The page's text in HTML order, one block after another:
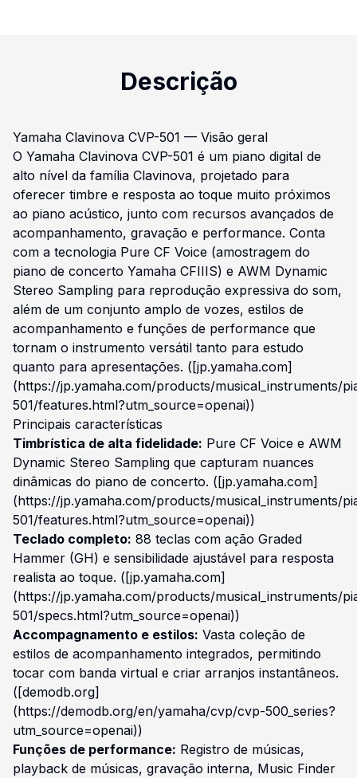
Descrição
Yamaha Clavinova CVP-501 — Visão geral
O Yamaha Clavinova CVP-501 é um piano digital de
alto nível da família Clavinova, projetado para
oferecer timbre e resposta ao toque muito próximos
ao piano acústico, junto com recursos avançados de
acompanhamento, gravação e performance. Conta
com a tecnologia Pure CF Voice (amostragem do
piano de concerto Yamaha CFIIIS) e AWM Dynamic
Stereo Sampling para reprodução expressiva do som,
além de um conjunto amplo de vozes, estilos de
acompanhamento e funções de performance que
tornam o instrumento versátil tanto para estudo
quanto para apresentações. ([jp.yamaha.com]
(https://jp.yamaha.com/products/musical_instruments/
501/features.html?utm_source=openai))
Principais características
Timbrística de alta fidelidade: Pure CF Voice e AWM
Dynamic Stereo Sampling que capturam nuances
dinâmicas do piano de concerto. ([jp.yamaha.com]
(https://jp.yamaha.com/products/musical_instruments/
501/features.html?utm_source=openai))
Teclado completo: 88 teclas com ação Graded
Hammer (GH) e sensibilidade ajustável para resposta
realista ao toque. ([jp.yamaha.com]
(https://jp.yamaha.com/products/musical_instruments/
501/specs.html?utm_source=openai))
Accompagnamento e estilos: Vasta coleção de
estilos de acompanhamento integrados, permitindo
tocar com banda virtual e criar arranjos instantâneos.
([demodb.org]
(https://demodb.org/en/yamaha/cvp/cvp-500_series?
utm_source=openai))
Funções de performance: Registro de músicas,
playback de músicas, gravação interna, Music Finder